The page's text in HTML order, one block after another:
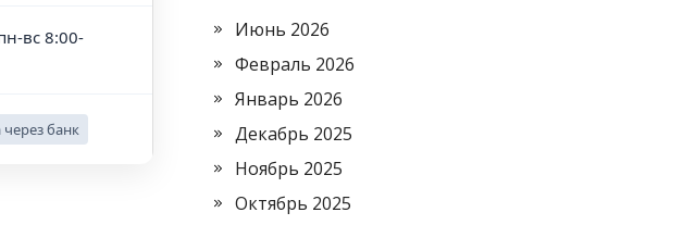
вс 8:00-
банк
Июнь 2026
Февраль 2026
Январь 2026
Декабрь 2025
Ноябрь 2025
Октябрь 2025